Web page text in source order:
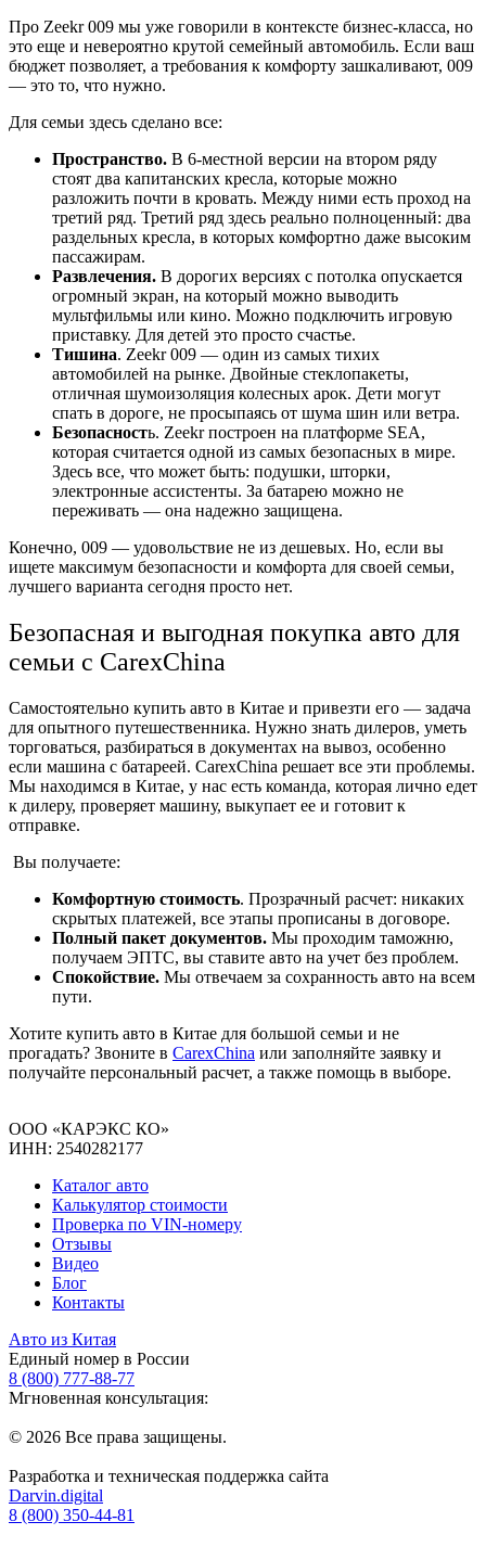
Про Zeekr 009 мы уже говорили в контексте бизнес-класса, но
это еще и невероятно крутой семейный автомобиль. Если ваш
бюджет позволяет, а требования к комфорту зашкаливают, 009
— это то, что нужно.
Для семьи здесь сделано все:
Пространство. В 6-местной версии на втором ряду
стоят два капитанских кресла, которые можно
разложить почти в кровать. Между ними есть проход на
третий ряд. Третий ряд здесь реально полноценный: два
раздельных кресла, в которых комфортно даже высоким
пассажирам.
Развлечения. В дорогих версиях с потолка опускается
огромный экран, на который можно выводить
мультфильмы или кино. Можно подключить игровую
приставку. Для детей это просто счастье.
Тишина. Zeekr 009 — один из самых тихих
автомобилей на рынке. Двойные стеклопакеты,
отличная шумоизоляция колесных арок. Дети могут
спать в дороге, не просыпаясь от шума шин или ветра.
Безопасность. Zeekr построен на платформе SEA,
которая считается одной из самых безопасных в мире.
Здесь все, что может быть: подушки, шторки,
электронные ассистенты. За батарею можно не
переживать — она надежно защищена.
Конечно, 009 — удовольствие не из дешевых. Но, если вы
ищете максимум безопасности и комфорта для своей семьи,
лучшего варианта сегодня просто нет.
Безопасная и выгодная покупка авто для
семьи с CarexChina
Самостоятельно купить авто в Китае и привезти его — задача
для опытного путешественника. Нужно знать дилеров, уметь
торговаться, разбираться в документах на вывоз, особенно
если машина с батареей. CarexChina решает все эти проблемы.
Мы находимся в Китае, у нас есть команда, которая лично едет
к дилеру, проверяет машину, выкупает ее и готовит к
отправке.
Вы получаете:
Комфортную стоимость. Прозрачный расчет: никаких
скрытых платежей, все этапы прописаны в договоре.
Полный пакет документов. Мы проходим таможню,
получаем ЭПТС, вы ставите авто на учет без проблем.
Спокойствие. Мы отвечаем за сохранность авто на всем
пути.
Хотите купить авто в Китае для большой семьи и не
прогадать? Звоните в CarexChina или заполняйте заявку и
получайте персональный расчет, а также помощь в выборе.
ООО «КАРЭКС КО»
ИНН: 2540282177
Каталог авто
Калькулятор стоимости
Проверка по VIN-номеру
Отзывы
Видео
Блог
Контакты
Авто из Китая
Единый номер в России
8 (800) 777-88-77
Мгновенная консультация:
© 2026 Все права защищены.
Разработка и техническая поддержка сайта
Darvin.digital
8 (800) 350-44-81